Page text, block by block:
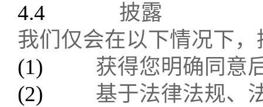
4.4 披露
我们仅会在以下情况下
(1) 获得您明确同意
(2) 基于法律法规、